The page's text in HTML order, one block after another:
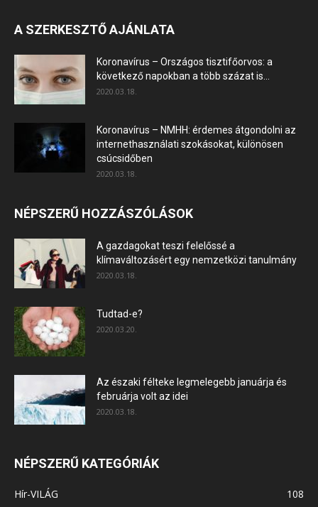
A SZERKESZTŐ AJÁNLATA
Koronavírus – Országos tisztifőorvos: a
következő napokban a több százat is...
2020.03.18.
Koronavírus – NMHH: érdemes átgondolni az
internethasználati szokásokat, különösen
csúcsidőben
2020.03.18.
NÉPSZERŰ HOZZÁSZÓLÁSOK
A gazdagokat teszi felelőssé a
klímaváltozásért egy nemzetközi tanulmány
2020.03.18.
Tudtad-e?
2020.03.20.
Az északi félteke legmelegebb januárja és
februárja volt az idei
2020.03.18.
NÉPSZERŰ KATEGÓRIÁK
Hír-VILÁG
108